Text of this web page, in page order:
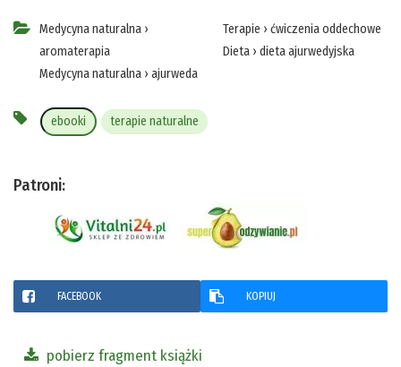
Medycyna naturalna ›
aromaterapia
Medycyna naturalna › ajurweda
Terapie › ćwiczenia oddechowe
Dieta› dieta ajurwedyjska
ebooki terapie naturalne
Patroni:
FACEBOOK KOPIUJ
pobierz fragment książki